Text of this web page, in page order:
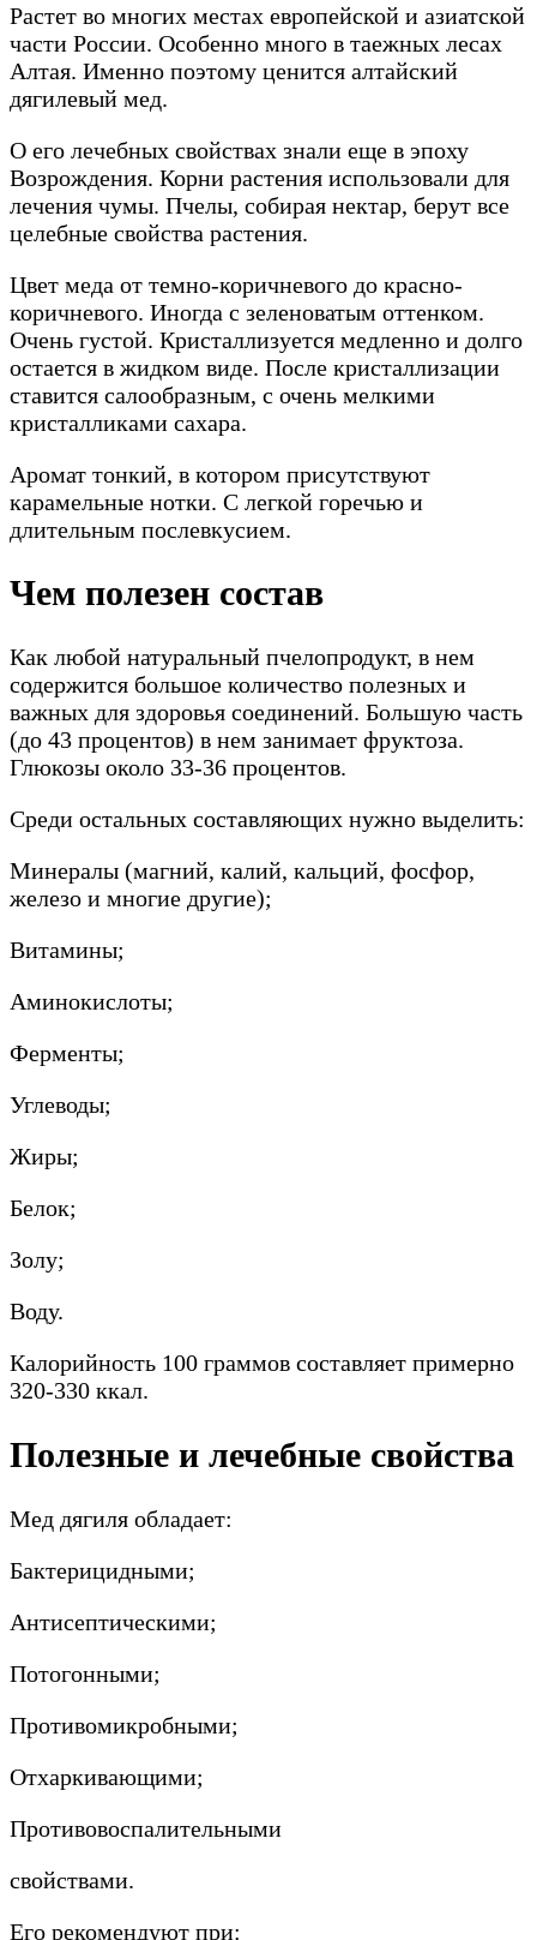
Растет во многих местах европейской и азиатской
части России. Особенно много в таежных лесах
Алтая. Именно поэтому ценится алтайский
дягилевый мед.
О его лечебных свойствах знали еще в эпоху
Возрождения. Корни растения использовали для
лечения чумы. Пчелы, собирая нектар, берут все
целебные свойства растения.
Цвет меда от темно-коричневого до красно-
коричневого. Иногда с зеленоватым оттенком.
Очень густой. Кристаллизуется медленно и долго
остается в жидком виде. После кристаллизации
ставится салообразным, с очень мелкими
кристалликами сахара.
Аромат тонкий, в котором присутствуют
карамельные нотки. С легкой горечью и
длительным послевкусием.
Чем полезен состав
Как любой натуральный пчелопродукт, в нем
содержится большое количество полезных и
важных для здоровья соединений. Большую часть
(до 43 процентов) в нем занимает фруктоза.
Глюкозы около 33-36 процентов.
Среди остальных составляющих нужно выделить:
Минералы (магний, калий, кальций, фосфор,
железо и многие другие);
Витамины;
Аминокислоты;
Ферменты;
Углеводы;
Жиры;
Белок;
Золу;
Воду.
Калорийность 100 граммов составляет примерно
320-330 ккал.
Полезные и лечебные свойства
Мед дягиля обладает:
Бактерицидными;
Антисептическими;
Потогонными;
Противомикробными;
Отхаркивающими;
Противовоспалительными
свойствами.
Его рекомендуют при: